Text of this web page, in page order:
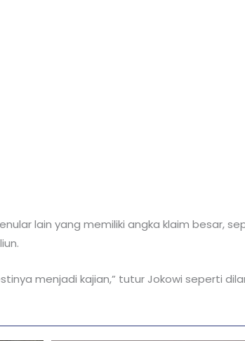
lain yang memiliki angka klaim besar,
menjadi kajian,” tutur Jokowi seperti